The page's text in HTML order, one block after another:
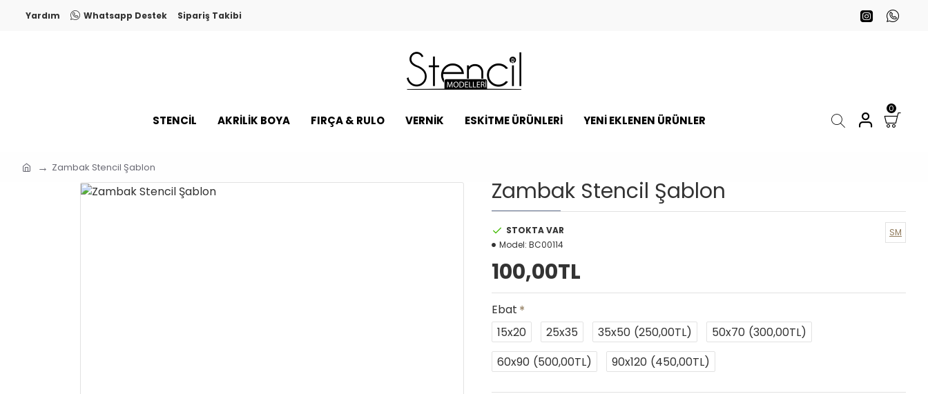
Yardım Whatsapp Destek Sipariş Takibi
STENCİL AKRİLİK BOYA FIRÇA & RULO VERNİK ESKİTME ÜRÜNLERİ YENI EKLENEN ÜRÜNLER
0
Zambak Stencil Şablon
Zambak Stencil Şablon
STOKTA VAR
Model: BC00114
SM
100,00TL
Ebat
15x20
25x35 35x50 (250,00TL) 50x70 (300,00TL)
60x90 (500,00TL) 90x120 (450,00TL)